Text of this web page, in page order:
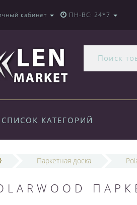
кабинет ПН-ВС: 24*7
СПИСОК КАТЕГОРИЙ
Паркетная доска